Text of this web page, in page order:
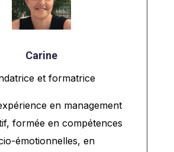
Carine
et formatrice
en management
formée en compétences
émotionnelles, en